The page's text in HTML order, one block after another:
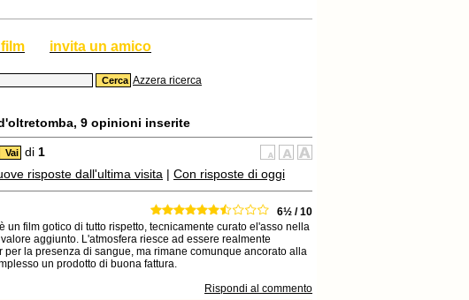
invita un amico
Azzera ricerca
9 opinioni inserite
di 1
risposte dall'ultima visita | Con risposte di oggi
6½ / 10
film gotico di tutto rispetto, tecnicamente curato el'asso nella
aggiunto. L'atmosfera riesce ad essere realmente
la presenza di sangue, ma rimane comunque ancorato alla
un prodotto di buona fattura.
Rispondi al commento